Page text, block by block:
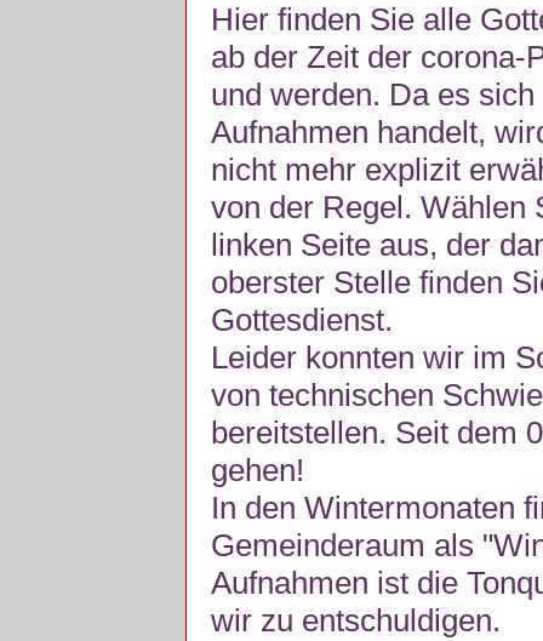
Hier finden Sie alle
ab der Zeit der corona-
und werden. Da es
Aufnahmen handelt,
nicht mehr explizit
von der Regel. Wählen
linken Seite aus, der
oberster Stelle finden
Gottesdienst.
Leider konnten wir im
von technischen
bereitstellen. Seit dem
gehen!
In den Wintermonaten
Gemeinderaum als
Aufnahmen ist die
wir zu entschuldigen.